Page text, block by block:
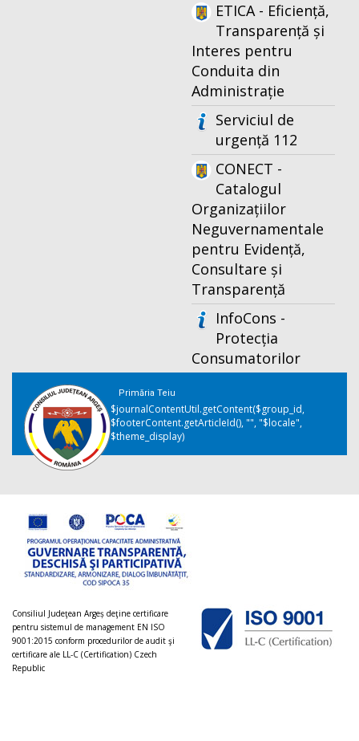
ETICA - Eficiență,
Transparență și
Interes pentru
Conduita din
Administrație
Serviciul de
urgență 112
CONECT -
Catalogul
Organizațiilor
Neguvernamentale
pentru Evidență,
Consultare și
Transparență
InfoCons -
Protecția
Consumatorilor
Primăria Teiu
$journalContentUtil.getContent($group_id,
$footerContent.getArticleId(), "", "$locale",
$theme_display)
Consiliul Judeţean Argeș deţine certificare
pentru sistemul de management EN ISO
9001:2015 conform procedurilor de audit şi
certificare ale LL-C (Certification) Czech
Republic